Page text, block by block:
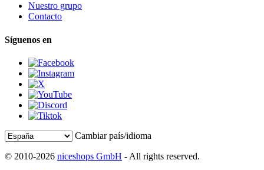
Nuestro grupo
Contacto
Síguenos en
Cambiar país/idioma
© 2010-2026 niceshops GmbH - All rights reserved.